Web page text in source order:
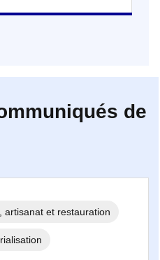
de
artisanat et restauration